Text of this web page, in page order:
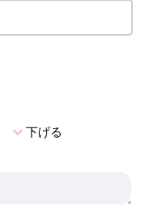
expand_more下げる